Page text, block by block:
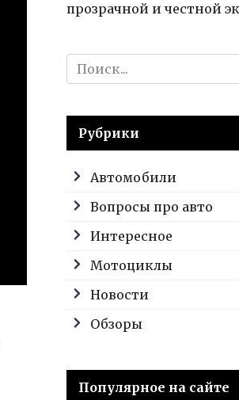
прозрачной и честной
Search
for:
Рубрики
Автомобили
Вопросы про авто
Интересное
Мотоциклы
Новости
Обзоры
Популярное на сайте